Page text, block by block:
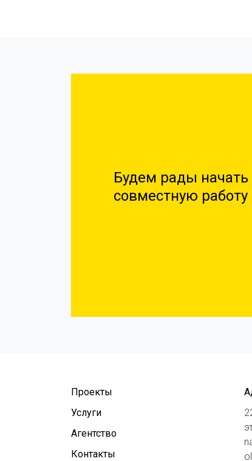
Будем рады начать
совместную работу
Проекты
Услуги
Агентство
Контакты